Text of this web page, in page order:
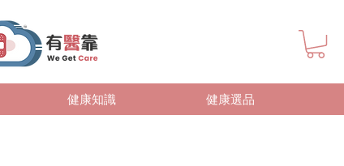
健康知識 健康選品